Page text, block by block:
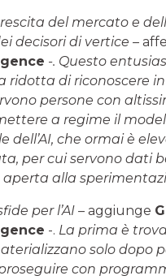
del mercato e
decisori di vertice –
-. Questo
ridotta di riconoscere
persone con
a regime il
dell’AI, che ormai è
per cui servono dati
alla
per l’AI – aggiunge
-. La prima è
solo
con